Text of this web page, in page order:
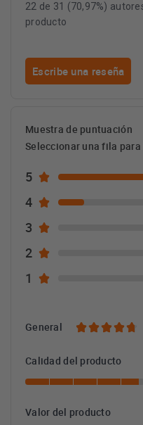
22 de 31 (70,97%)
producto
Escribe una reseña
Muestra de puntuación
Seleccionar una fila
5
4
3
2
1
General
Calidad del producto
Valor del producto